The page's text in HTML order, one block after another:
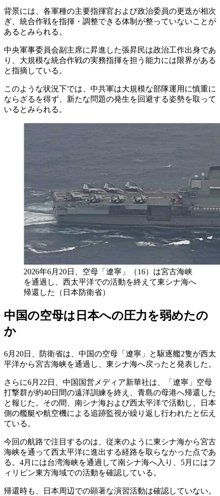
背景には、各軍種の主要指揮官および政治委員の更迭が相次
ぎ、統合作戦を指揮・調整できる体制が整っていないことが
あるとみられる。
中央軍事委員会副主席に昇進した張昇民は政治工作出身であ
り、大規模な統合作戦の実務指揮を担う能力には限界がある
と指摘している。
このような状況下では、中共軍は大規模な部隊運用に慎重に
ならざるを得ず、新たな問題の発生を回避する姿勢を取って
いるとみられる。
2026年6月20日、空母「遼寧」（16）は宮古海峡
を通過し、西太平洋での活動を終えて東シナ海へ
帰還した（日本防衛省）
中国の空母は日本への圧力を弱めたの
か
6月20日、防衛省は、中国の空母「遼寧」と駆逐艦2隻が西太
平洋から宮古海峡を通過し、東シナ海へ戻ったと発表した。
さらに6月22日、中国国営メディア新華社は、「遼寧」空母
打撃群が約40日間の遠洋訓練を終え、青島の母港へ帰還した
と報じた。その間、南シナ海および西太平洋で活動し、日本
側の艦艇や航空機による追跡監視が繰り返し行われたと伝え
ている。
今回の航路で注目するのは、従来のように東シナ海から宮古
海峡を通って西太平洋に進出する経路を取らなかった点であ
る。4月には台湾海峡を通過して南シナ海へ入り、5月にはフ
ィリピン東方海域での活動を確認している。
帰還時も、日本周辺での顕著な演習活動は確認していない。